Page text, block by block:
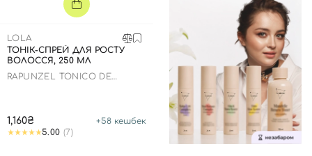
LOLA
ТОНІК-СПРЕЙ ДЛЯ РОСТУ
ВОЛОССЯ, 250 МЛ
RAPUNZEL TONICO DE
1,160₴ +58 кешбек
5.00 (7)